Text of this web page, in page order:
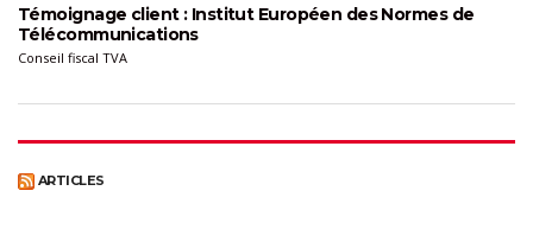
Témoignage client : Institut Européen des Normes de
Télécommunications
Conseil fiscal TVA
ARTICLES